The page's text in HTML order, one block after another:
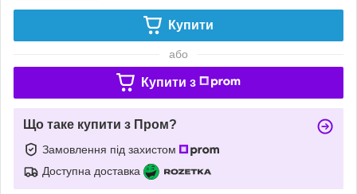
Купити
або
Купити з
Що таке купити з Пром?
Замовлення під захистом
Доступна доставка